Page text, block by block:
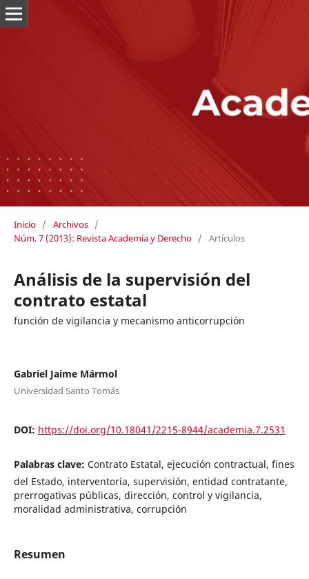
Inicio / Archivos /
Núm. 7 (2013): Revista Academia y Derecho / Artículos
Análisis de la supervisión del
contrato estatal
función de vigilancia y mecanismo anticorrupción
Gabriel Jaime Mármol
Universidad Santo Tomás
DOI: https://doi.org/10.18041/2215-8944/academia.7.2531
Palabras clave: Contrato Estatal, ejecución contractual, fines
del Estado, interventoría, supervisión, entidad contratante,
prerrogativas públicas, dirección, control y vigilancia,
moralidad administrativa, corrupción
Resumen